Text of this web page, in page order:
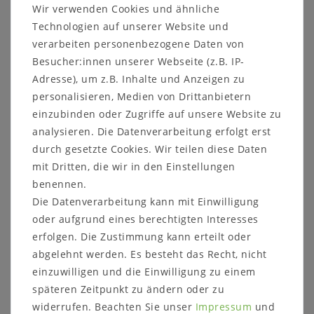
Schenkel links : 198 x 83 x 53 cm
Schenkel rechts : 143 x 83 x 53 cm
Schenkel-Innenmaße: ca. 153 x 98 cm
für Tische mit den Maßen: 140x85 cm
Sitzhöhe: 45 cm
Sitztiefe: 45 cm
Details:
Weitere Informationen zum
Programm:
Holzart:wahlweise
Rotkernbuche natur geölt (Abbildung)
rustikale Asteiche natur geölt
rustikale Asteiche bianco geölt
Massivholz ist ein organisches Material, das
Wir verwenden Cookies und ähnliche
Technologien auf unserer Website und
verarbeiten personenbezogene Daten von
Besucher:innen unserer Webseite (z.B. IP-
Adresse), um z.B. Inhalte und Anzeigen zu
personalisieren, Medien von Drittanbietern
einzubinden oder Zugriffe auf unsere Website zu
analysieren. Die Datenverarbeitung erfolgt erst
durch gesetzte Cookies. Wir teilen diese Daten
mit Dritten, die wir in den Einstellungen
benennen.
Die Datenverarbeitung kann mit Einwilligung
oder aufgrund eines berechtigten Interesses
erfolgen. Die Zustimmung kann erteilt oder
abgelehnt werden. Es besteht das Recht, nicht
einzuwilligen und die Einwilligung zu einem
späteren Zeitpunkt zu ändern oder zu
widerrufen. Beachten Sie unser Impressum und